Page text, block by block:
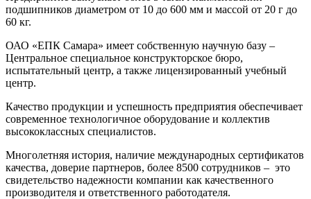
подшипников диаметром от 10 до 600 мм и массой от 20 г до
60 кг.
ОАО «ЕПК Самара» имеет собственную научную базу –
Центральное специальное конструкторское бюро,
испытательный центр, а также лицензированный учебный
центр.
Качество продукции и успешность предприятия обеспечивает
современное технологичное оборудование и коллектив
высококлассных специалистов.
Многолетняя история, наличие международных сертификатов
качества, доверие партнеров, более 8500 сотрудников – это
свидетельство надежности компании как качественного
производителя и ответственного работодателя.